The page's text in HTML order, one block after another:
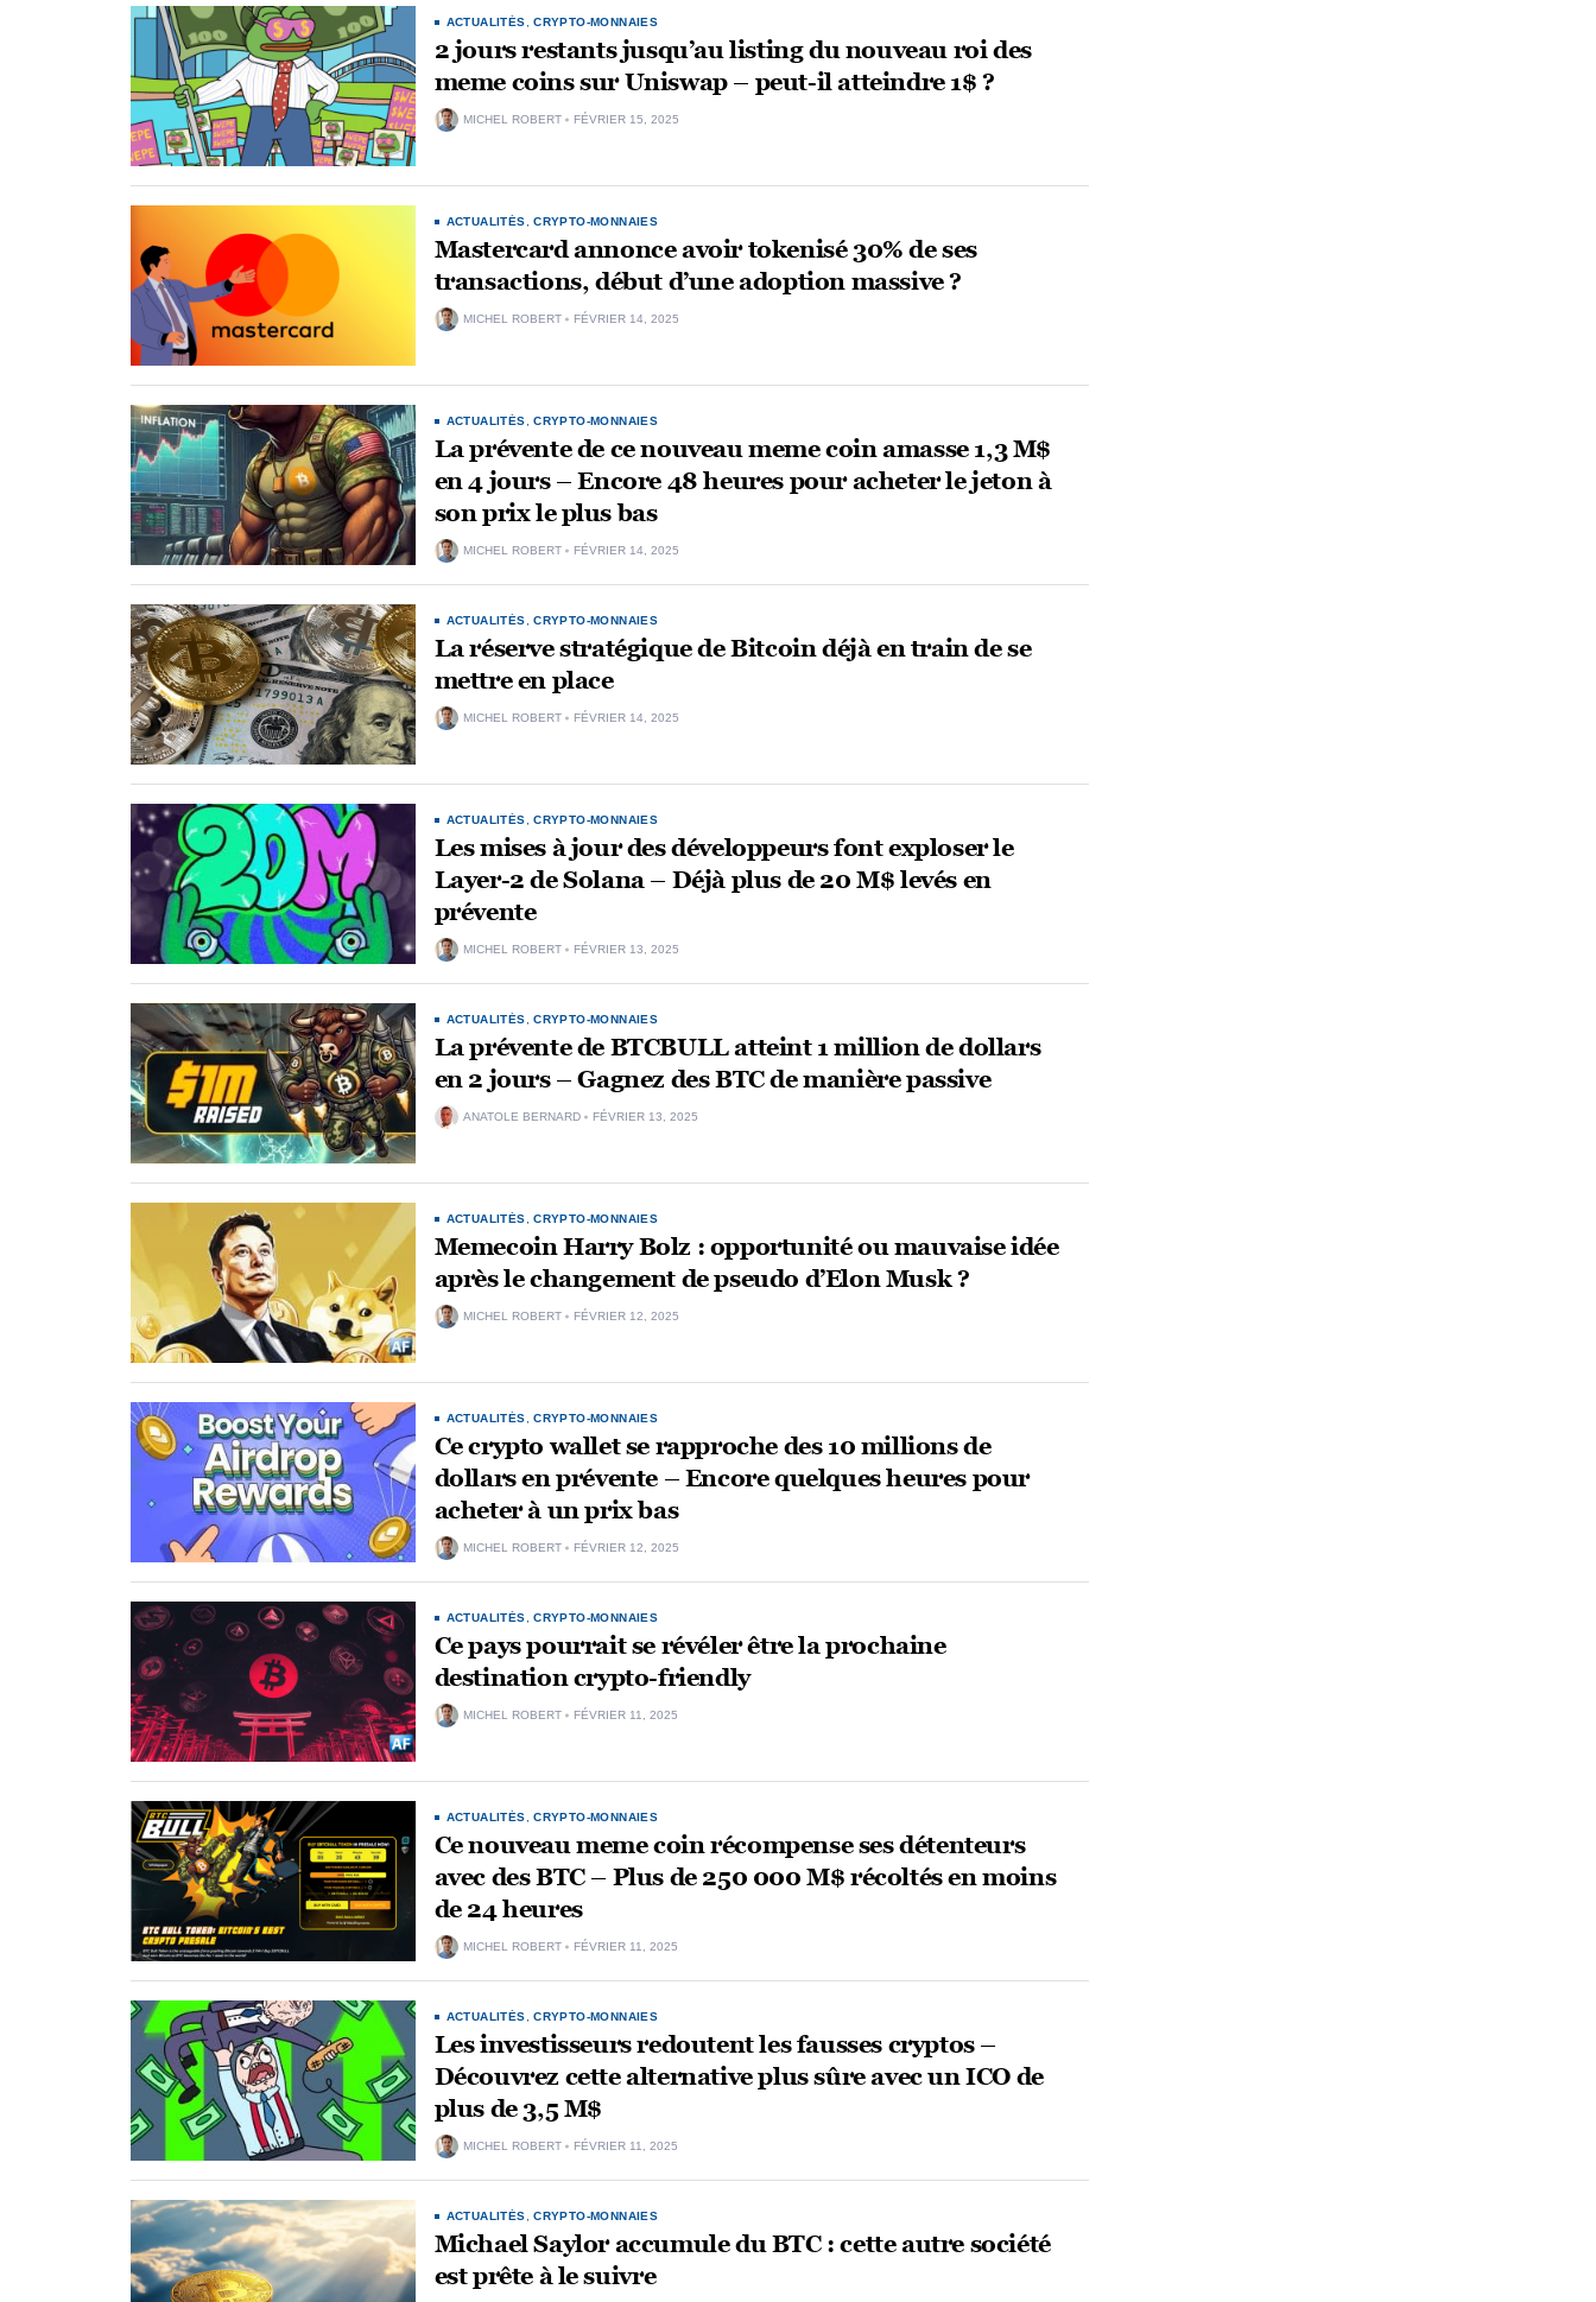
ACTUALITÉS ,CRYPTO-MONNAIES
2 jours restants jusqu’au listing du nouveau roi des
meme coins sur Uniswap – peut-il atteindre 1$ ?
MICHEL ROBERT FÉVRIER 15, 2025
ACTUALITÉS ,CRYPTO-MONNAIES
Mastercard annonce avoir tokenisé 30% de ses
transactions, début d’une adoption massive ?
MICHEL ROBERT FÉVRIER 14, 2025
ACTUALITÉS ,CRYPTO-MONNAIES
La prévente de ce nouveau meme coin amasse 1,3 M$
en 4 jours – Encore 48 heures pour acheter le jeton à
son prix le plus bas
MICHEL ROBERT FÉVRIER 14, 2025
ACTUALITÉS ,CRYPTO-MONNAIES
La réserve stratégique de Bitcoin déjà en train de se
mettre en place
MICHEL ROBERT FÉVRIER 14, 2025
ACTUALITÉS ,CRYPTO-MONNAIES
Les mises à jour des développeurs font exploser le
Layer-2 de Solana – Déjà plus de 20 M$ levés en
prévente
MICHEL ROBERT FÉVRIER 13, 2025
ACTUALITÉS ,CRYPTO-MONNAIES
La prévente de BTCBULL atteint 1 million de dollars
en 2 jours – Gagnez des BTC de manière passive
ANATOLE BERNARD FÉVRIER 13, 2025
ACTUALITÉS ,CRYPTO-MONNAIES
Memecoin Harry Bolz : opportunité ou mauvaise idée
après le changement de pseudo d’Elon Musk ?
MICHEL ROBERT FÉVRIER 12, 2025
ACTUALITÉS ,CRYPTO-MONNAIES
Ce crypto wallet se rapproche des 10 millions de
dollars en prévente – Encore quelques heures pour
acheter à un prix bas
MICHEL ROBERT FÉVRIER 12, 2025
ACTUALITÉS ,CRYPTO-MONNAIES
Ce pays pourrait se révéler être la prochaine
destination crypto-friendly
MICHEL ROBERT FÉVRIER 11, 2025
ACTUALITÉS ,CRYPTO-MONNAIES
Ce nouveau meme coin récompense ses détenteurs
avec des BTC – Plus de 250 000 M$ récoltés en moins
de 24 heures
MICHEL ROBERT FÉVRIER 11, 2025
ACTUALITÉS ,CRYPTO-MONNAIES
Les investisseurs redoutent les fausses cryptos –
Découvrez cette alternative plus sûre avec un ICO de
plus de 3,5 M$
MICHEL ROBERT FÉVRIER 11, 2025
ACTUALITÉS ,CRYPTO-MONNAIES
Michael Saylor accumule du BTC : cette autre société
est prête à le suivre